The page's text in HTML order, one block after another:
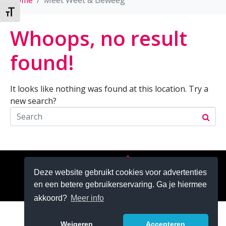
Deze website gebruikt cookies voor advertenties
en een betere gebruikerservaring. Ga je hiermee
akkoord? Meer info
Weigeren Accepteren
Kies grootte van het lettertype
Whoops, no result
found!
It looks like nothing was found at this location. Try a
new search?
Zoeken